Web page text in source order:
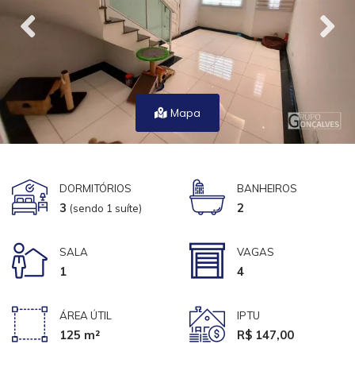
Mapa
DORMITÓRIOS
3 (sendo 1 suíte)
BANHEIROS
2
SALA
1
VAGAS
4
ÁREA ÚTIL
125 m²
IPTU
R$ 147,00